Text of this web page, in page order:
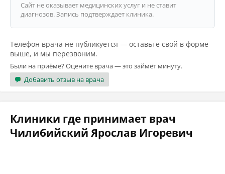
Сайт не оказывает медицинских услуг и не ставит
диагнозов. Запись подтверждает клиника.
Телефон врача не публикуется — оставьте свой в форме
выше, и мы перезвоним.
Были на приёме? Оцените врача — это займёт минуту.
Добавить отзыв на врача
Клиники где принимает врач
Чилибийский Ярослав Игоревич